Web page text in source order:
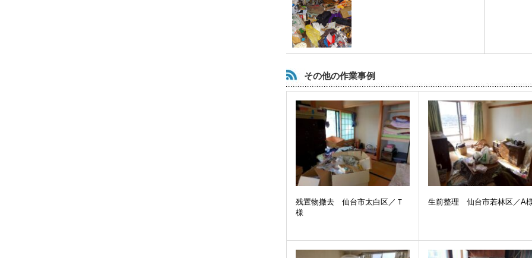
その他の作業事例
残置物撤去 仙台市太白区／Ｔ
様
生前整理 仙台市若林区／A